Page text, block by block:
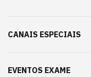
CANAIS ESPECIAIS
EVENTOS EXAME